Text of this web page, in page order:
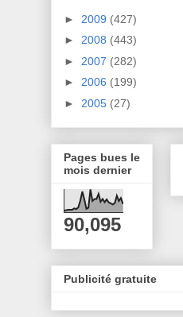
► 2009 (427)
► 2008 (443)
► 2007 (282)
► 2006 (199)
► 2005 (27)
Pages bues le
mois dernier
90,095
Publicité gratuite